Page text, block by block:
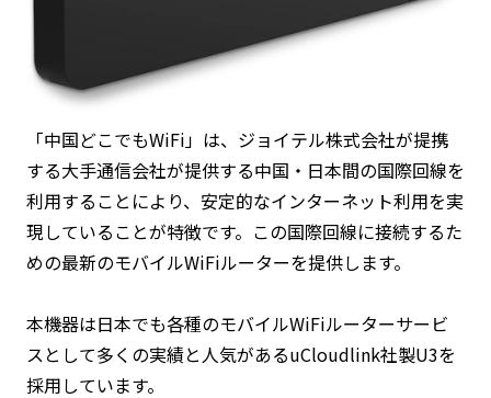
「中国どこでもWiFi」は、ジョイテル株式会社が提携
する大手通信会社が提供する中国・日本間の国際回線を
利用することにより、安定的なインターネット利用を実
現していることが特徴です。この国際回線に接続するた
めの最新のモバイルWiFiルーターを提供します。
本機器は日本でも各種のモバイルWiFiルーターサービ
スとして多くの実績と人気があるuCloudlink社製U3を
採用しています。